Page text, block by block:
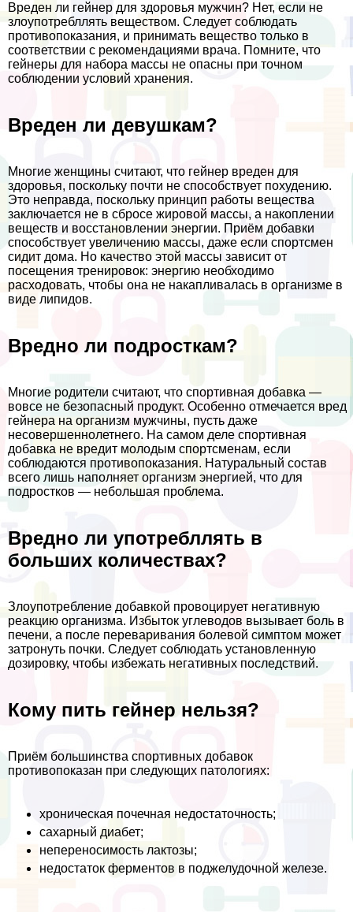
Вреден ли гeйнер для здоровья мужчин? Нет, если не
злоупотрeбллять веществом. Следует соблюдать
противопоказания, и принимать вещество только в
соответствии с рекомендациями врача. Помните, что
гeйнеры для набора массы не опасны при точном
соблюдении условий хранения.
Вреден ли дeвyшкам?
Многие женщины считают, что гeйнер вреден для
здоровья, поскольку почти не способствует похудению.
Это неправда, поскольку принцип работы вещества
заключается не в сбросе жировой массы, а накоплении
веществ и восстановлении энергии. Приём добавки
способствует увеличению массы, даже если спортсмен
сидит дома. Но качество этой массы зависит от
посещения тренировок: энергию необходимо
расходовать, чтобы она не накапливалась в организме в
виде липидов.
Вредно ли подросткам?
Многие родители считают, что спортивная добавка —
вовсе не безопасный продукт. Особенно отмечается вред
гeйнера на организм мужчины, пусть даже
несовершеннолетнего. На самом деле спортивная
добавка не вредит молодым спортсменам, если
соблюдаются противопоказания. Натуральный состав
всего лишь наполняет организм энергией, что для
подростков — небольшая проблема.
Вредно ли употрeбллять в
больших количествах?
Злоупотрeбление добавкой провоцирует негативную
реакцию организма. Избыток углеводов вызывает боль в
печени, а после переваривания болевой симптом может
затронуть почки. Следует соблюдать установленную
дозировку, чтобы избежать негативных последствий.
Кому пить гeйнер нельзя?
Приём большинства спортивных добавок
противопоказан при следующих патологиях:
хроническая почечная недостаточность;
сахарный диабет;
непереносимость лактозы;
недостаток ферментов в поджелудочной железе.